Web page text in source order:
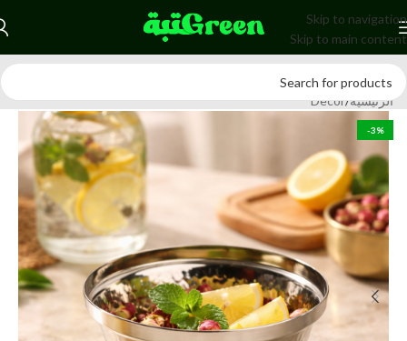
Skip to navigation
Skip to main content
الرئيسية/
Decor
-3%